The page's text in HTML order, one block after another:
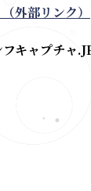
外部リンク）